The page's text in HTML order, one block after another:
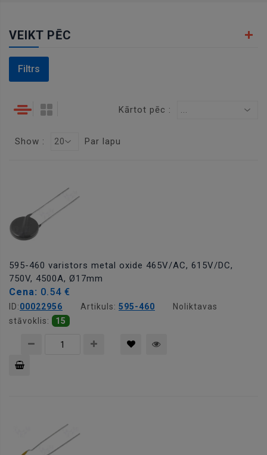
VEIKT PĒC
Filtrs
Kārtot pēc : ...
Show : 20 Par lapu
595-460 varistors metal oxide 465V/AC, 615V/DC,
750V, 4500A, Ø17mm
Cena: 0.54 €
ID:00022956 Artikuls: 595-460
Noliktavas
stāvoklis:
15